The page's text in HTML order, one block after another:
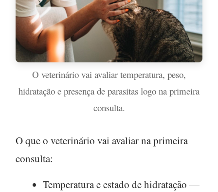
O veterinário vai avaliar temperatura, peso,
hidratação e presença de parasitas logo na primeira
consulta.
O que o veterinário vai avaliar na primeira
consulta:
Temperatura e estado de hidratação —